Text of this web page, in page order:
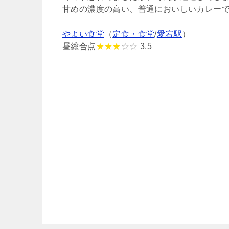
甘めの濃度の高い、普通においしいカレー
やよい食堂 （定食・食堂/愛宕駅）
昼総合点★★★ ☆☆ 3.5